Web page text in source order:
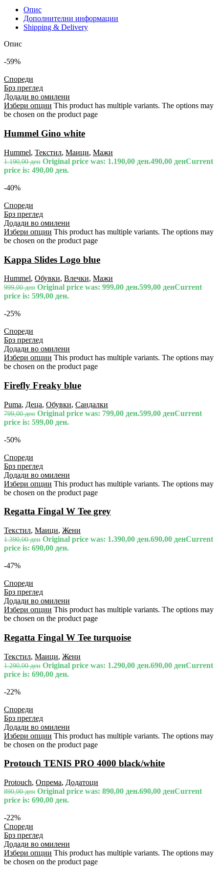
Опис
Дополнителни информации
Shipping & Delivery
Опис
-59%
Спореди
Брз преглед
Додади во омилени
Избери опции This product has multiple variants. The options may
be chosen on the product page
Hummel Gino white
Hummel, Текстил, Маици, Мажи
1.190,00ден Original price was: 1.190,00 ден.490,00 денCurrent
price is: 490,00 ден.
-40%
Спореди
Брз преглед
Додади во омилени
Избери опции This product has multiple variants. The options may
be chosen on the product page
Kappa Slides Logo blue
Hummel, Обувки, Влечки, Мажи
999,00ден Original price was: 999,00 ден.599,00 денCurrent
price is: 599,00 ден.
-25%
Спореди
Брз преглед
Додади во омилени
Избери опции This product has multiple variants. The options may
be chosen on the product page
Firefly Freaky blue
Puma, Деца, Обувки, Сандалки
799,00ден Original price was: 799,00 ден.599,00 денCurrent
price is: 599,00 ден.
-50%
Спореди
Брз преглед
Додади во омилени
Избери опции This product has multiple variants. The options may
be chosen on the product page
Regatta Fingal W Tee grey
Текстил, Маици, Жени
1.390,00ден Original price was: 1.390,00 ден.690,00 денCurrent
price is: 690,00 ден.
-47%
Спореди
Брз преглед
Додади во омилени
Избери опции This product has multiple variants. The options may
be chosen on the product page
Regatta Fingal W Tee turquoise
Текстил, Маици, Жени
1.290,00ден Original price was: 1.290,00 ден.690,00 денCurrent
price is: 690,00 ден.
-22%
Спореди
Брз преглед
Додади во омилени
Избери опции This product has multiple variants. The options may
be chosen on the product page
Protouch TENIS PRO 4000 black/white
Protouch, Опрема, Додатоци
890,00ден Original price was: 890,00 ден.690,00 денCurrent
price is: 690,00 ден.
-22%
Спореди
Брз преглед
Додади во омилени
Избери опции This product has multiple variants. The options may
be chosen on the product page